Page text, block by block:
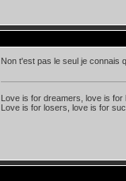
Non t'est pas le seul je connais
Love is for dreamers, love is for
Love is for losers, love is for